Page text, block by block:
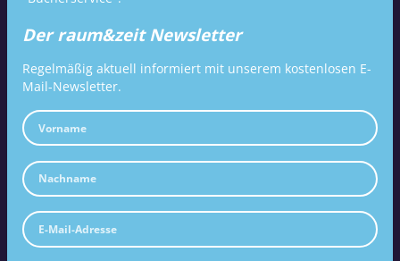
Der raum&zeit Newsletter
Regelmäßig aktuell informiert mit unserem kostenlosen E-
Mail-Newsletter.